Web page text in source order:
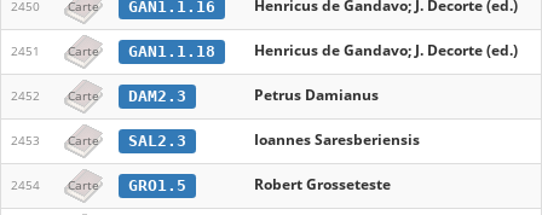
2450 Carte GAN1.1.16 Henricus de Gandavo; J. Decorte (ed.)
2451 Carte GAN1.1.18 Henricus de Gandavo; J. Decorte (ed.)
2452 Carte DAM2.3 Petrus Damianus
2453 Carte SAL2.3 Ioannes Saresberiensis
2454 Carte GRO1.5 Robert Grosseteste